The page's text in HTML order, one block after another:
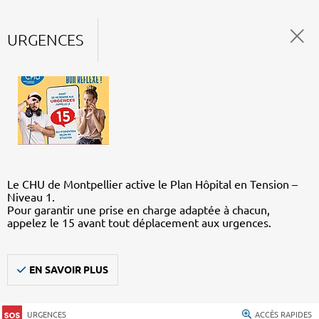
URGENCES
Le CHU de Montpellier active le Plan Hôpital en Tension –
Niveau 1.
Pour garantir une prise en charge adaptée à chacun,
appelez le 15 avant tout déplacement aux urgences.
EN SAVOIR PLUS
URGENCES ACCÈS RAPIDES